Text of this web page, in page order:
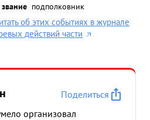
подполковник
об этих событиях в журнале
действий части
Поделиться
организовал